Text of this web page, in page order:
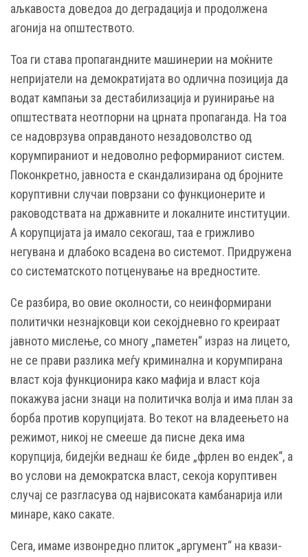
аљкавоста доведоа до деградација и продолжена
агонија на општеството.
Тоа ги става пропагандните машинерии на моќните
непријатели на демократијата во одлична позиција да
водат кампањи за дестабилизација и руинирање на
општествата неотпорни на црната пропаганда. На тоа
се надоврзува оправданото незадоволство од
корумпираниот и недоволно реформираниот систем.
Поконкретно, јавноста е скандализирана од бројните
коруптивни случаи поврзани со функционерите и
раководствата на државните и локалните институции.
А корупцијата ја имало секогаш, таа е грижливо
негувана и длабоко всадена во системот. Придружена
со систематското потценување на вредностите.
Се разбира, во овие околности, со неинформирани
политички незнајковци кои секојдневно го креираат
јавното мислење, со многу „паметен“ израз на лицето,
не се прави разлика меѓу криминална и корумпирана
власт која функционира како мафија и власт која
покажува јасни знаци на политичка волја и има план за
борба против корупцијата. Во текот на владеењето на
режимот, никој не смееше да писне дека има
корупција, бидејќи веднаш ќе биде „фрлен во ендек“, а
во услови на демократска власт, секоја коруптивен
случај се разгласува од највисоката камбанарија или
минаре, како сакате.
Сега, имаме извонредно плиток „аргумент“ на квази-